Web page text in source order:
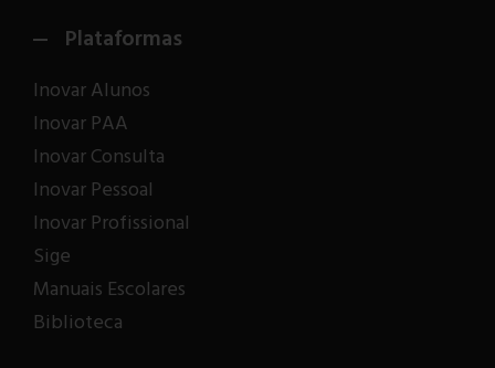
Plataformas
Inovar Alunos
Inovar PAA
Inovar Consulta
Inovar Pessoal
Inovar Profissional
Sige
Manuais Escolares
Biblioteca